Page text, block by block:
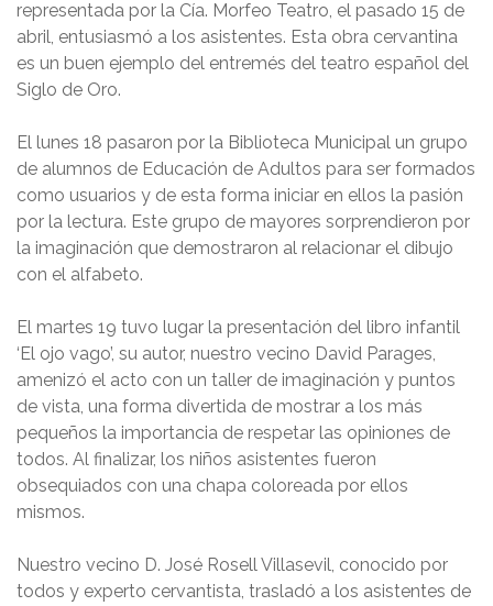
representada por la Cía. Morfeo Teatro, el pasado 15 de
abril, entusiasmó a los asistentes. Esta obra cervantina
es un buen ejemplo del entremés del teatro español del
Siglo de Oro.
El lunes 18 pasaron por la Biblioteca Municipal un grupo
de alumnos de Educación de Adultos para ser formados
como usuarios y de esta forma iniciar en ellos la pasión
por la lectura. Este grupo de mayores sorprendieron por
la imaginación que demostraron al relacionar el dibujo
con el alfabeto.
El martes 19 tuvo lugar la presentación del libro infantil
‘El ojo vago’, su autor, nuestro vecino David Parages,
amenizó el acto con un taller de imaginación y puntos
de vista, una forma divertida de mostrar a los más
pequeños la importancia de respetar las opiniones de
todos. Al finalizar, los niños asistentes fueron
obsequiados con una chapa coloreada por ellos
mismos.
Nuestro vecino D. José Rosell Villasevil, conocido por
todos y experto cervantista, trasladó a los asistentes de